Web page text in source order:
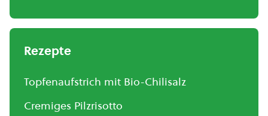
Rezepte
Topfenaufstrich mit Bio-Chilisalz
Cremiges Pilzrisotto